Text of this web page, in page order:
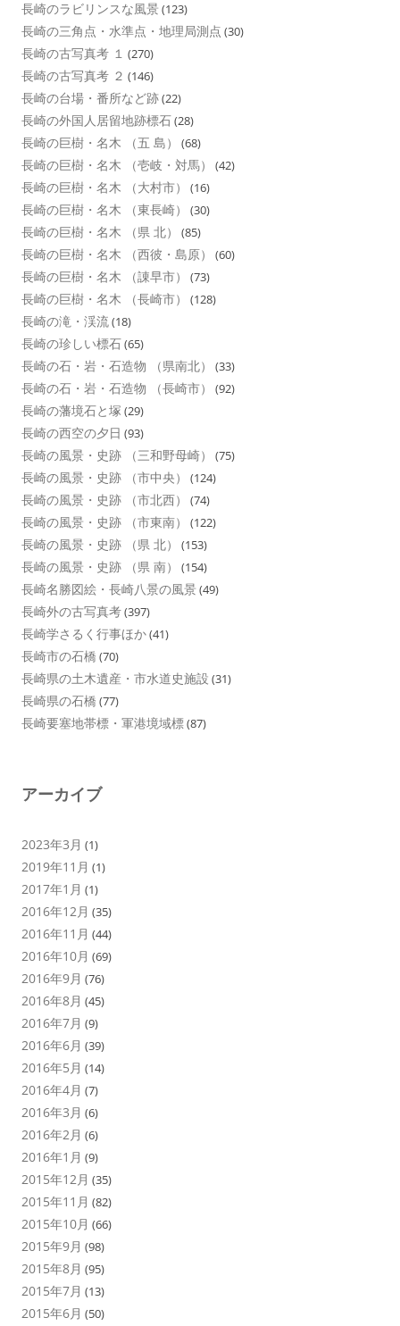
長崎のラビリンスな風景 (123)
長崎の三角点・水準点・地理局測点 (30)
長崎の古写真考 １ (270)
長崎の古写真考 ２ (146)
長崎の台場・番所など跡(22)
長崎の外国人居留地跡標石(28)
長崎の巨樹・名木 （五 島） (68)
長崎の巨樹・名木 （壱岐・対馬） (42)
長崎の巨樹・名木 （大村市） (16)
長崎の巨樹・名木 （東長崎） (30)
長崎の巨樹・名木 （県 北） (85)
長崎の巨樹・名木 （西彼・島原） (60)
長崎の巨樹・名木 （諌早市） (73)
長崎の巨樹・名木 （長崎市） (128)
長崎の滝・渓流(18)
長崎の珍しい標石(65)
長崎の石・岩・石造物 （県南北） (33)
長崎の石・岩・石造物 （長崎市） (92)
長崎の藩境石と塚 (29)
長崎の西空の夕日 (93)
長崎の風景・史跡 （三和野母崎） (75)
長崎の風景・史跡 （市中央） (124)
長崎の風景・史跡 （市北西） (74)
長崎の風景・史跡 （市東南） (122)
長崎の風景・史跡 （県 北） (153)
長崎の風景・史跡 （県 南） (154)
長崎名勝図絵・長崎八景の風景 (49)
長崎外の古写真考(397)
長崎学さるく行事ほか(41)
長崎市の石橋 (70)
長崎県の土木遺産・市水道史施設 (31)
長崎県の石橋 (77)
長崎要塞地帯標・軍港境域標(87)
アーカイブ
2023年3月 (1)
2019年11月 (1)
2017年1月 (1)
2016年12月 (35)
2016年11月 (44)
2016年10月 (69)
2016年9月 (76)
2016年8月 (45)
2016年7月 (9)
2016年6月 (39)
2016年5月 (14)
2016年4月 (7)
2016年3月 (6)
2016年2月 (6)
2016年1月 (9)
2015年12月 (35)
2015年11月 (82)
2015年10月 (66)
2015年9月 (98)
2015年8月 (95)
2015年7月 (13)
2015年6月 (50)